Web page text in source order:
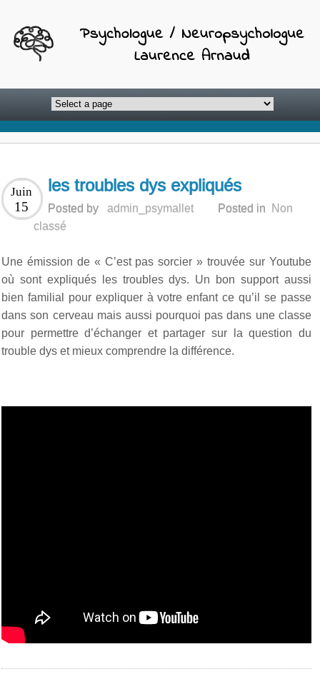
les troubles dys expliqués
Juin
15 Posted by admin_psymallet Posted in
Non
classé
Une émission de « C’est pas sorcier » trouvée sur Youtube
où sont expliqués les troubles dys. Un bon support aussi
bien familial pour expliquer à votre enfant ce qu’il se passe
dans son cerveau mais aussi pourquoi pas dans une classe
pour permettre d’échanger et partager sur la question du
trouble dys et mieux comprendre la différence.